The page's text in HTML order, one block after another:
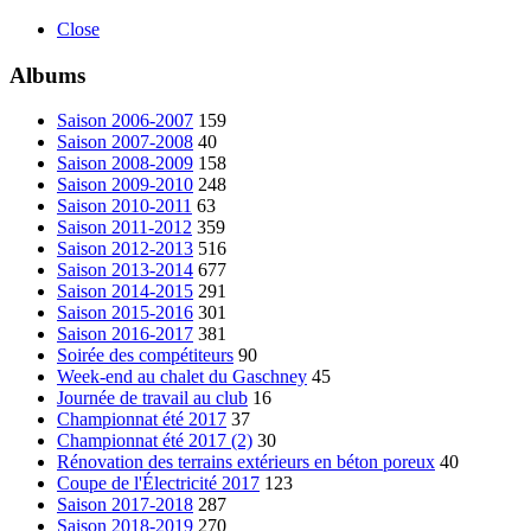
Close
Albums
Saison 2006-2007 159
Saison 2007-2008 40
Saison 2008-2009 158
Saison 2009-2010 248
Saison 2010-2011 63
Saison 2011-2012 359
Saison 2012-2013 516
Saison 2013-2014 677
Saison 2014-2015 291
Saison 2015-2016 301
Saison 2016-2017 381
Soirée des compétiteurs 90
Week-end au chalet du Gaschney 45
Journée de travail au club 16
Championnat été 2017 37
Championnat été 2017 (2) 30
Rénovation des terrains extérieurs en béton poreux 40
Coupe de l'Électricité 2017 123
Saison 2017-2018 287
Saison 2018-2019 270